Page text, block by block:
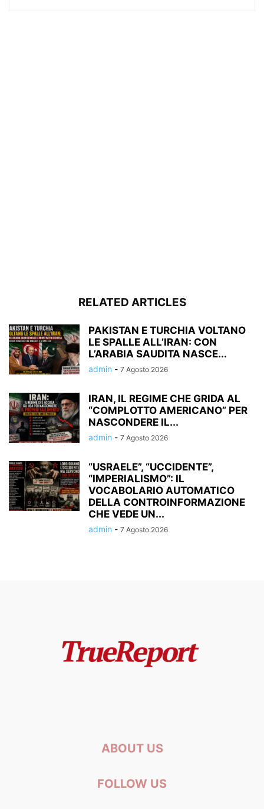
RELATED ARTICLES
PAKISTAN E TURCHIA VOLTANO
LE SPALLE ALL’IRAN: CON
L’ARABIA SAUDITA NASCE...
admin - 7 Agosto 2026
IRAN, IL REGIME CHE GRIDA AL
“COMPLOTTO AMERICANO” PER
NASCONDERE IL...
admin - 7 Agosto 2026
“USRAELE”, “UCCIDENTE”,
“IMPERIALISMO”: IL
VOCABOLARIO AUTOMATICO
DELLA CONTROINFORMAZIONE
CHE VEDE UN...
admin - 7 Agosto 2026
ABOUT US
FOLLOW US